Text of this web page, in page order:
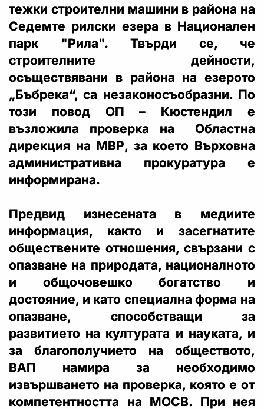
тежки строителни машини в района на
Седемте рилски езера в Национален
парк "Рила". Твърди се, че
строителните дейности,
осъществявани в района на езерото
„Бъбрека“, са незаконосъобразни. По
този повод ОП – Кюстендил е
възложила проверка на Областна
дирекция на МВР, за което Върховна
административна прокуратура е
информирана.
Предвид изнесената в медиите
информация, както и засегнатите
обществените отношения, свързани с
опазване на природата, националното
и общочовешко богатство и
достояние, и като специална форма на
опазване, способстващи за
развитието на културата и науката, и
за благополучието на обществото,
ВАП намира за необходимо
извършването на проверка, която е от
компетентността на МОСВ. При нея